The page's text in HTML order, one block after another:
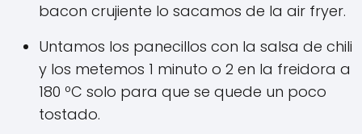
bacon crujiente lo sacamos de la air fryer.
Untamos los panecillos con la salsa de chili
y los metemos 1 minuto o 2 en la freidora a
180 ºC solo para que se quede un poco
tostado.